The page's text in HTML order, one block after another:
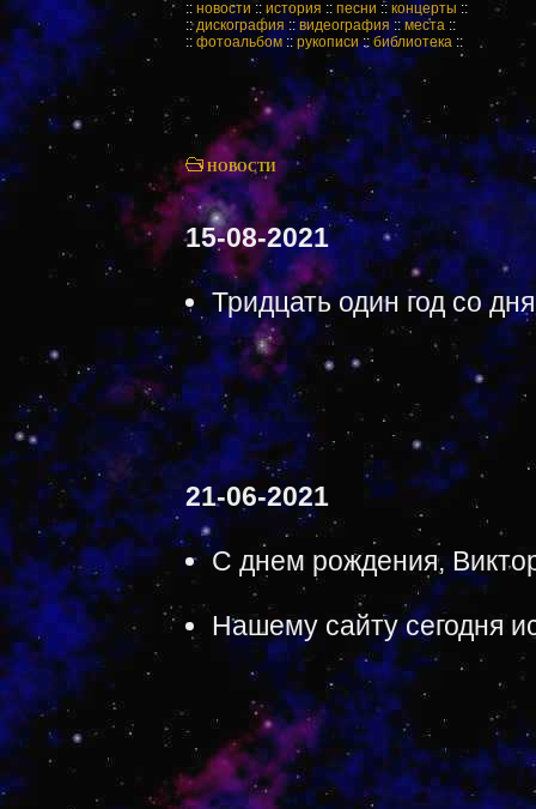
:: новости :: история :: песни :: концерты ::
::дискография :: видеография ::места ::
:: фотоальбом::рукописи::библиотека ::
НОВОСТИ
15-08-2021
Тридцать один год со
21-06-2021
С днем рождения,
Нашему сайту сегодня